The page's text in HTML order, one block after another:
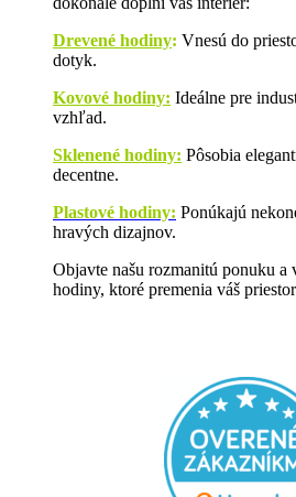
Drevené hodiny: Vnesú do
dotyk.
Kovové hodiny: Ideálne pre
vzhľad.
Sklenené hodiny: Pôsobia
decentne.
Plastové hodiny: Ponúkajú
hravých dizajnov.
Objavte našu rozmanitú ponuku a
hodiny, ktoré premenia váš